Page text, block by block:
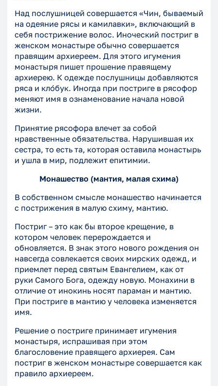
Над послушницей совершается «Чин, бываемый
на одеяние рясы и камилавки», включающий в
себя пострижение волос. Иноческий постриг в
женском монастыре обычно совершается
правящим архиереем. Для этого игумения
монастыря пишет прошение правящему
архиерею. К одежде послушницы добавляются
ряса и кло́бук. Иногда при постриге в рясофор
меняют имя в ознаменование начала новой
жизни.
Принятие рясофора влечет за собой
нравственные обязательства. Нарушившая их
сестра, то есть та, которая оставила монастырь
и ушла в мир, подлежит епитимии.
Монашество (мантия, малая схима)
В собственном смысле монашество начинается
с пострижения в малую схиму, мантию.
Постриг – это как бы второе крещение, в
котором человек перерождается и
обновляется. В знак этого нового рождения он
навсегда совлекается своих мирских одежд, и
приемлет перед святым Евангелием, как от
руки Самого Бога, одежду новую. Монахини в
отличие от инокинь носят параман и мантию.
При постриге в мантию у человека изменяется
имя.
Решение о постриге принимает игумения
монастыря, испрашивая при этом
благословение правящего архиерея. Сам
постриг в женском монастыре совершается как
правило архиереем.